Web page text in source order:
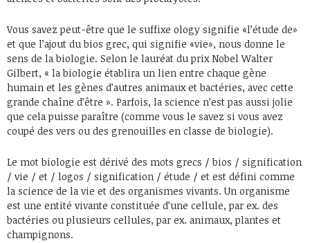
Vous savez peut-être que le suffixe ology signifie «l’étude de»
et que l’ajout du bios grec, qui signifie «vie», nous donne le
sens de la biologie. Selon le lauréat du prix Nobel Walter
Gilbert, « la biologie établira un lien entre chaque gène
humain et les gènes d’autres animaux et bactéries, avec cette
grande chaîne d’être ». Parfois, la science n’est pas aussi jolie
que cela puisse paraître (comme vous le savez si vous avez
coupé des vers ou des grenouilles en classe de biologie).
Le mot biologie est dérivé des mots grecs / bios / signification
/ vie / et / logos / signification / étude / et est défini comme
la science de la vie et des organismes vivants. Un organisme
est une entité vivante constituée d’une cellule, par ex. des
bactéries ou plusieurs cellules, par ex. animaux, plantes et
champignons.